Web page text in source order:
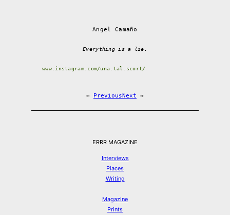
Angel Camaño
Everything is a lie.
www.instagram.com/una.tal.scort/
← PreviousNext →
ERRR MAGAZINE
Interviews
Places
Writing
Magazine
Prints